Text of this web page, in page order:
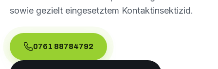
sowie gezielt eingesetztem Kontaktinsektizid.
0761 88784792